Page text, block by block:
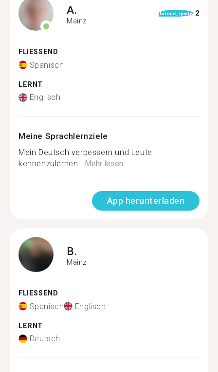
A.
Mainz
format_quote 2
FLIESSEND
Spanisch
LERNT
Englisch
Meine Sprachlernziele
Mein Deutsch verbessern und Leute
kennenzulernen...Mehr lesen
App herunterladen
B.
Mainz
FLIESSEND
Spanisch Englisch
LERNT
Deutsch